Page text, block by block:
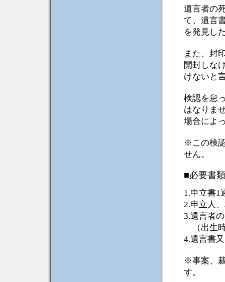
遺言者の
て、遺言
を発見し
また、封
開封しな
けないと
検認を怠
はなりま
場合によ
※この検
せん。
■必要書類
1.申立書1
2.申立人
3.遺言者
（出生
4.遺言書
※事案、
す。